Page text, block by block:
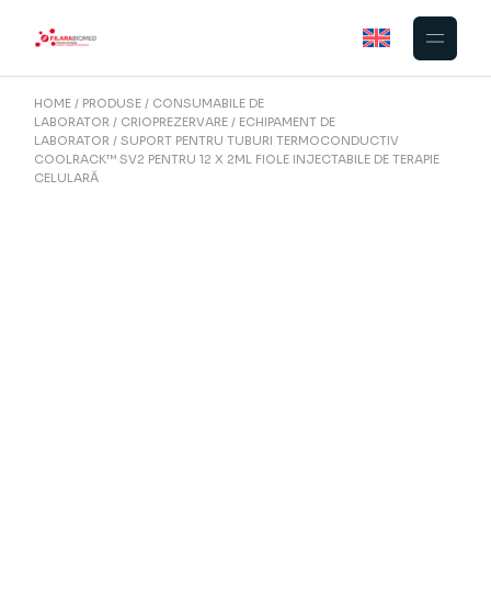
HOME PRODUSE
CONSUMABILE DE
LABORATOR
CRIOPREZERVARE
ECHIPAMENT DE
LABORATOR
SUPORT PENTRU TUBURI TERMOCONDUCTIV
COOLRACK™ SV2 PENTRU 12 X 2ML FIOLE INJECTABILE DE TERAPIE
CELULARĂ